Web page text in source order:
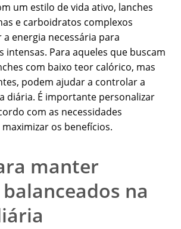
um estilo de vida ativo, lanches
e carboidratos complexos
energia necessária para
intensas. Para aqueles que buscam
com baixo teor calórico, mas
podem ajudar a controlar a
diária. É importante personalizar
com as necessidades
os benefícios.
manter
na